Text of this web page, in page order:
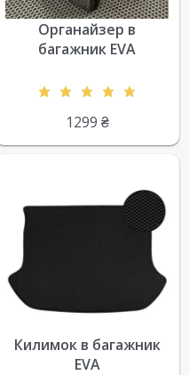
Органайзер в
багажник EVA
1299 ₴
Килимок в багажник
EVA